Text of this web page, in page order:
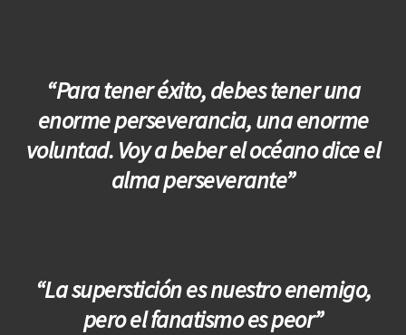
“Para tener éxito, debes tener una
enorme perseverancia, una enorme
voluntad. Voy a beber el océano dice el
alma perseverante”
“La superstición es nuestro enemigo,
pero el fanatismo es peor”